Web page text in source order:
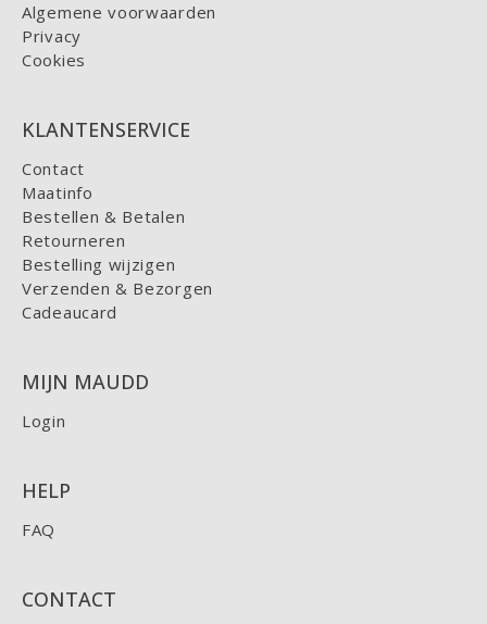
Algemene voorwaarden
Privacy
Cookies
KLANTENSERVICE
Contact
Maatinfo
Bestellen & Betalen
Retourneren
Bestelling wijzigen
Verzenden & Bezorgen
Cadeaucard
MIJN MAUDD
Login
HELP
FAQ
CONTACT